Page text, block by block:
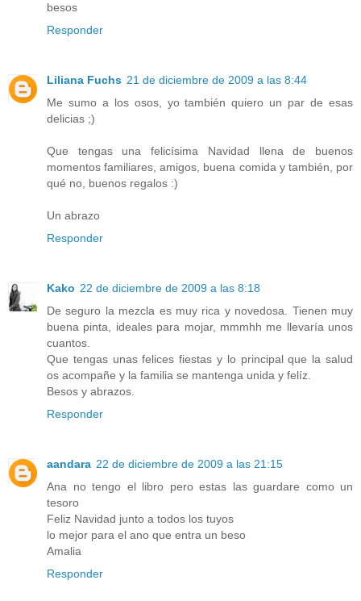
besos
Responder
Liliana Fuchs 21 de diciembre de 2009 a las 8:44
Me sumo a los osos, yo también quiero un par de esas
delicias ;)
Que tengas una felicísima Navidad llena de buenos
momentos familiares, amigos, buena comida y también, por
qué no, buenos regalos :)
Un abrazo
Responder
Kako 22 de diciembre de 2009 a las 8:18
De seguro la mezcla es muy rica y novedosa. Tienen muy
buena pinta, ideales para mojar, mmmhh me llevaría unos
cuantos.
Que tengas unas felices fiestas y lo principal que la salud
os acompañe y la familia se mantenga unida y felíz.
Besos y abrazos.
Responder
aandara 22 de diciembre de 2009 a las 21:15
Ana no tengo el libro pero estas las guardare como un
tesoro
Feliz Navidad junto a todos los tuyos
lo mejor para el ano que entra un beso
Amalia
Responder